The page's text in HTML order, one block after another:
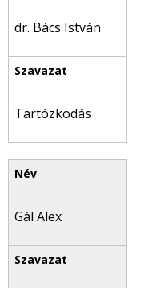
dr. Bács István
Tartózkodás
Gál Alex